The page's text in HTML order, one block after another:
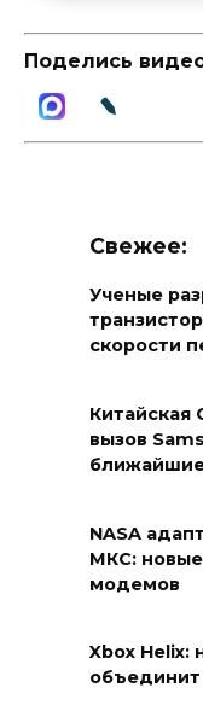
Поделись
Свежее:
Ученые
скорости
Китайская
вызов
NASA
МКС:
модемов
Xbox Helix:
объединит